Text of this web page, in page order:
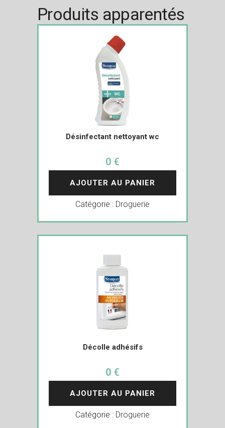
Produits apparentés
Désinfectant nettoyant wc
0 €
AJOUTER AU PANIER
Catégorie : Droguerie
Décolle adhésifs
0 €
AJOUTER AU PANIER
Catégorie : Droguerie